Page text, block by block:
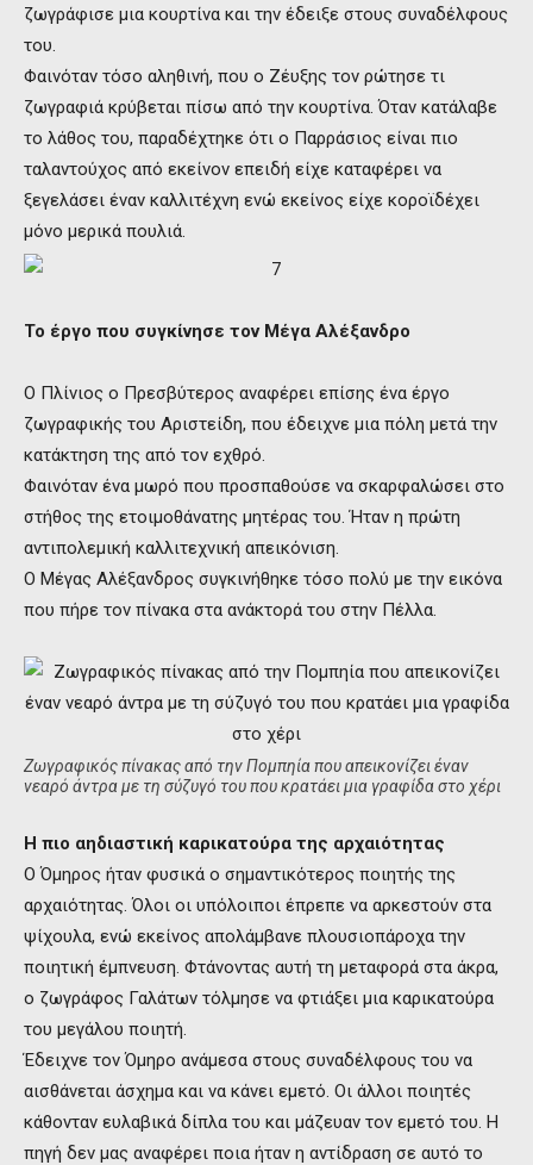
ζωγράφισε μια κουρτίνα και την έδειξε στους συναδέλφους
του.
Φαινόταν τόσο αληθινή, που ο Ζέυξης τον ρώτησε τι
ζωγραφιά κρύβεται πίσω από την κουρτίνα. Όταν κατάλαβε
το λάθος του, παραδέχτηκε ότι ο Παρράσιος είναι πιο
ταλαντούχος από εκείνον επειδή είχε καταφέρει να
ξεγελάσει έναν καλλιτέχνη ενώ εκείνος είχε κοροϊδέχει
μόνο μερικά πουλιά.
Το έργο που συγκίνησε τον Μέγα Αλέξανδρο
Ο Πλίνιος ο Πρεσβύτερος αναφέρει επίσης ένα έργο
ζωγραφικής του Αριστείδη, που έδειχνε μια πόλη μετά την
κατάκτηση της από τον εχθρό.
Φαινόταν ένα μωρό που προσπαθούσε να σκαρφαλώσει στο
στήθος της ετοιμοθάνατης μητέρας του. Ήταν η πρώτη
αντιπολεμική καλλιτεχνική απεικόνιση.
Ο Μέγας Αλέξανδρος συγκινήθηκε τόσο πολύ με την εικόνα
που πήρε τον πίνακα στα ανάκτορά του στην Πέλλα.
Ζωγραφικός πίνακας από την Πομπηία που απεικονίζει έναν
νεαρό άντρα με τη σύζυγό του που κρατάει μια γραφίδα στο χέρι
Η πιο αηδιαστική καρικατούρα της αρχαιότητας
Ο Όμηρος ήταν φυσικά ο σημαντικότερος ποιητής της
αρχαιότητας. Όλοι οι υπόλοιποι έπρεπε να αρκεστούν στα
ψίχουλα, ενώ εκείνος απολάμβανε πλουσιοπάροχα την
ποιητική έμπνευση. Φτάνοντας αυτή τη μεταφορά στα άκρα,
ο ζωγράφος Γαλάτων τόλμησε να φτιάξει μια καρικατούρα
του μεγάλου ποιητή.
Έδειχνε τον Όμηρο ανάμεσα στους συναδέλφους του να
αισθάνεται άσχημα και να κάνει εμετό. Οι άλλοι ποιητές
κάθονταν ευλαβικά δίπλα του και μάζευαν τον εμετό του. Η
πηγή δεν μας αναφέρει ποια ήταν η αντίδραση σε αυτό το